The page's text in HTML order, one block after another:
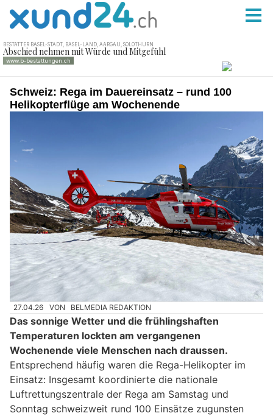
Schweiz: Rega im Dauereinsatz – rund 100
Helikopterflüge am Wochenende
27.04.26 VON BELMEDIA REDAKTION
Das sonnige Wetter und die frühlingshaften
Temperaturen lockten am vergangenen
Wochenende viele Menschen nach draussen.
Entsprechend häufig waren die Rega-Helikopter im
Einsatz: Insgesamt koordinierte die nationale
Luftrettungszentrale der Rega am Samstag und
Sonntag schweizweit rund 100 Einsätze zugunsten